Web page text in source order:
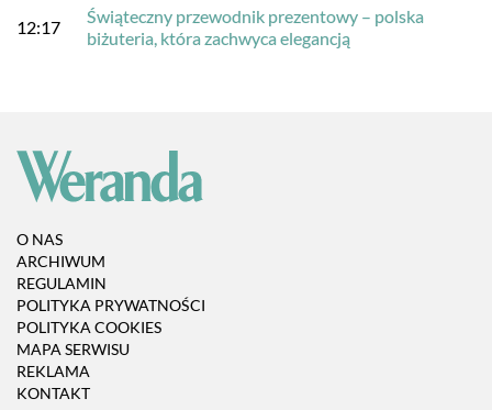
12:17
Świąteczny przewodnik prezentowy – polska
biżuteria, która zachwyca elegancją
O NAS
ARCHIWUM
REGULAMIN
POLITYKA PRYWATNOŚCI
POLITYKA COOKIES
MAPA SERWISU
REKLAMA
KONTAKT